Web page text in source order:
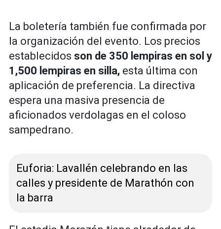
La boletería también fue confirmada por
la organización del evento. Los precios
establecidos son de 350 lempiras en sol y
1,500 lempiras en silla, esta última con
aplicación de preferencia. La directiva
espera una masiva presencia de
aficionados verdolagas en el coloso
sampedrano.
Euforia: Lavallén celebrando en las
calles y presidente de Marathón con
la barra